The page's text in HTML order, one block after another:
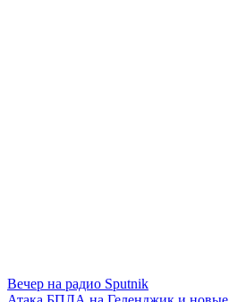
Вечер на радио Sputnik